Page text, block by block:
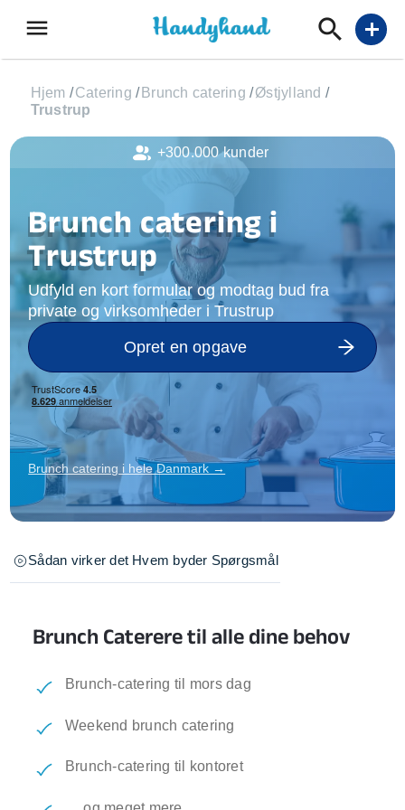
menu add
Hjem /Catering / Brunch catering /Østjylland /
Trustrup
Brunch catering i
Trustrup
Udfyld en kort formular og modtag bud fra
private og virksomheder i Trustrup
Opret en opgave
Brunch catering i hele Danmark →
Sådan virker det Hvem byder Spørgsmål
Brunch Caterere til alle dine behov
Brunch-catering til mors dag
Weekend brunch catering
Brunch-catering til kontoret
+300.000 kunder